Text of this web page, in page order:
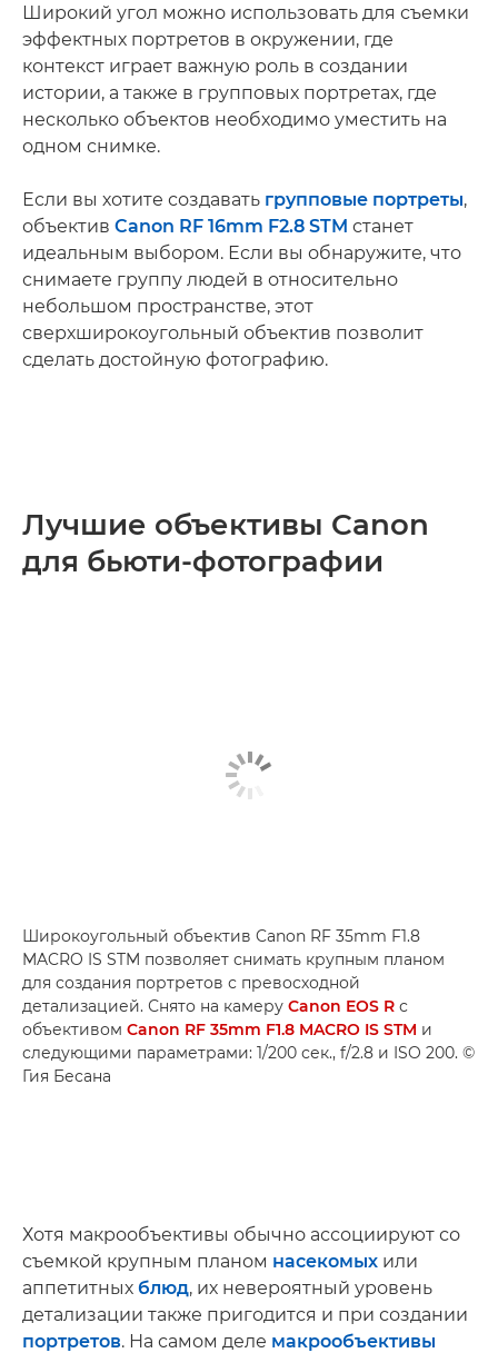
Широкий угол можно использовать для съемки
эффектных портретов в окружении, где
контекст играет важную роль в создании
истории, а также в групповых портретах, где
несколько объектов необходимо уместить на
одном снимке.
Если вы хотите создавать групповые портреты,
объектив Canon RF 16mm F2.8 STM станет
идеальным выбором. Если вы обнаружите, что
снимаете группу людей в относительно
небольшом пространстве, этот
сверхширокоугольный объектив позволит
сделать достойную фотографию.
Лучшие объективы Canon
для бьюти-фотографии
Широкоугольный объектив Canon RF 35mm F1.8
MACRO IS STM позволяет снимать крупным планом
для создания портретов с превосходной
детализацией. Снято на камеру Canon EOS R с
объективом Canon RF 35mm F1.8 MACRO IS STM и
следующими параметрами: 1/200 сек., f/2.8 и ISO 200. ©
Гия Бесана
Хотя макрообъективы обычно ассоциируют со
съемкой крупным планом насекомых или
аппетитных блюд, их невероятный уровень
детализации также пригодится и при создании
портретов. На самом деле макрообъективы